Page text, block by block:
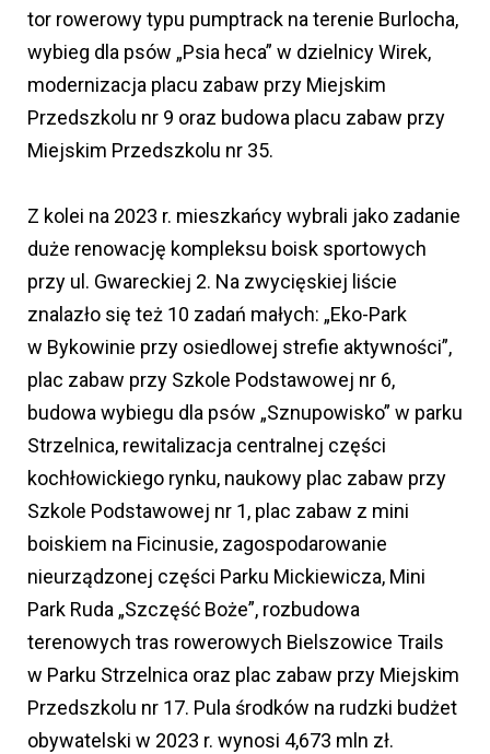
tor rowerowy typu pumptrack na terenie Burlocha,
wybieg dla psów „Psia heca” w dzielnicy Wirek,
modernizacja placu zabaw przy Miejskim
Przedszkolu nr 9 oraz budowa placu zabaw przy
Miejskim Przedszkolu nr 35.
Z kolei na 2023 r. mieszkańcy wybrali jako zadanie
duże renowację kompleksu boisk sportowych
przy ul. Gwareckiej 2. Na zwycięskiej liście
znalazło się też 10 zadań małych: „Eko-Park
w Bykowinie przy osiedlowej strefie aktywności”,
plac zabaw przy Szkole Podstawowej nr 6,
budowa wybiegu dla psów „Sznupowisko” w parku
Strzelnica, rewitalizacja centralnej części
kochłowickiego rynku, naukowy plac zabaw przy
Szkole Podstawowej nr 1, plac zabaw z mini
boiskiem na Ficinusie, zagospodarowanie
nieurządzonej części Parku Mickiewicza, Mini
Park Ruda „Szczęść Boże”, rozbudowa
terenowych tras rowerowych Bielszowice Trails
w Parku Strzelnica oraz plac zabaw przy Miejskim
Przedszkolu nr 17. Pula środków na rudzki budżet
obywatelski w 2023 r. wynosi 4,673 mln zł.